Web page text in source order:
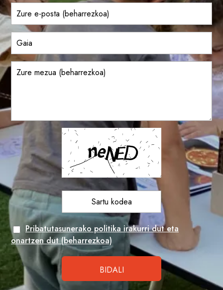
Pribatutasunerako politika irakurri dut eta
onartzen dut (beharrezkoa)